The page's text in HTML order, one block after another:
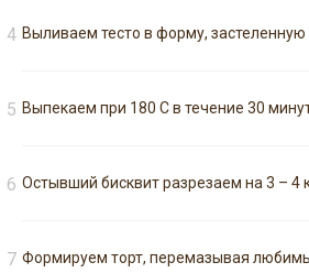
Выливаем тесто в форму, застеленную
Выпекаем при 180 С в течение 30
Остывший бисквит разрезаем на 3 – 4
Формируем торт, перемазывая